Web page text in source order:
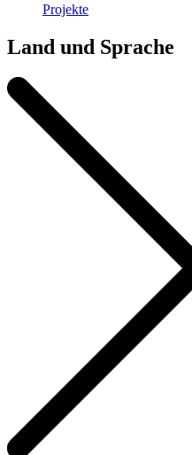
Projekte
Land und Sprache